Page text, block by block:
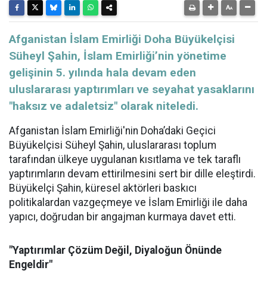
Afganistan İslam Emirliği Doha Büyükelçisi
Süheyl Şahin, İslam Emirliği’nin yönetime
gelişinin 5. yılında hala devam eden
uluslararası yaptırımları ve seyahat yasaklarını
"haksız ve adaletsiz" olarak niteledi.
Afganistan İslam Emirliği'nin Doha’daki Geçici
Büyükelçisi Süheyl Şahin, uluslararası toplum
tarafından ülkeye uygulanan kısıtlama ve tek taraflı
yaptırımların devam ettirilmesini sert bir dille eleştirdi.
Büyükelçi Şahin, küresel aktörleri baskıcı
politikalardan vazgeçmeye ve İslam Emirliği ile daha
yapıcı, doğrudan bir angajman kurmaya davet etti.
"Yaptırımlar Çözüm Değil, Diyaloğun Önünde
Engeldir"